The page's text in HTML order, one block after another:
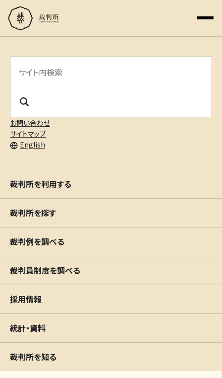
お問い合わせ
サイトマップ
English
サ
内
検
裁判所を利用する
裁判所を探す
裁判例を調べる
裁判員制度を調べる
採用情報
統計・資料
裁判所を知る